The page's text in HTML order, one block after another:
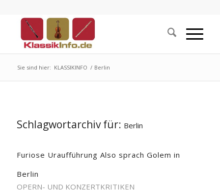
Sie sind hier: KLASSIKINFO / Berlin
Schlagwortarchiv für: Berlin
Furiose Uraufführung Also sprach Golem in
Berlin
OPERN- UND KONZERTKRITIKEN